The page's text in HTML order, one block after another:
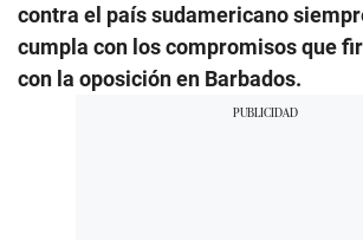
contra el país sudamericano
cumpla con los compromisos que
con la oposición en Barbados.